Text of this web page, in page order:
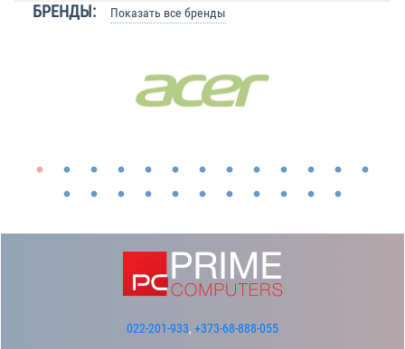
БРЕНДЫ: Показать все бренды
022-201-933, +373-68-888-055